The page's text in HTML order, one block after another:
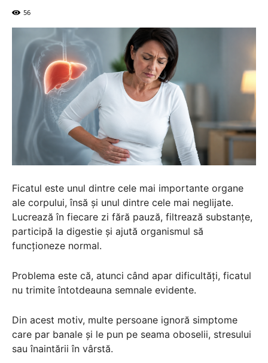
56
Ficatul este unul dintre cele mai importante organe
ale corpului, însă și unul dintre cele mai neglijate.
Lucrează în fiecare zi fără pauză, filtrează substanțe,
participă la digestie și ajută organismul să
funcționeze normal.
Problema este că, atunci când apar dificultăți, ficatul
nu trimite întotdeauna semnale evidente.
Din acest motiv, multe persoane ignoră simptome
care par banale și le pun pe seama oboselii, stresului
sau înaintării în vârstă.